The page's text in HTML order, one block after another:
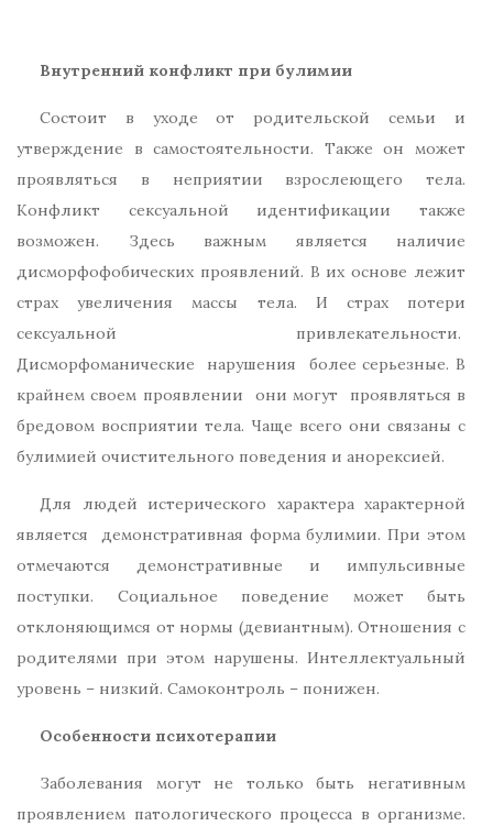
Внутренний конфликт при булимии
Состоит в уходе от родительской семьи и
утверждение в самостоятельности. Также он может
проявляться в неприятии взрослеющего тела.
Конфликт сексуальной идентификации также
возможен. Здесь важным является наличие
дисморфофобических проявлений. В их основе лежит
страх увеличения массы тела. И страх потери
сексуальной привлекательности.
Дисморфоманические нарушения более серьезные. В
крайнем своем проявлении они могут проявляться в
бредовом восприятии тела. Чаще всего они связаны с
булимией очистительного поведения и анорексией.
Для людей истерического характера характерной
является демонстративная форма булимии. При этом
отмечаются демонстративные и импульсивные
поступки. Социальное поведение может быть
отклоняющимся от нормы (девиантным). Отношения с
родителями при этом нарушены. Интеллектуальный
уровень – низкий. Самоконтроль – понижен.
Особенности психотерапии
Заболевания могут не только быть негативным
проявлением патологического процесса в организме.